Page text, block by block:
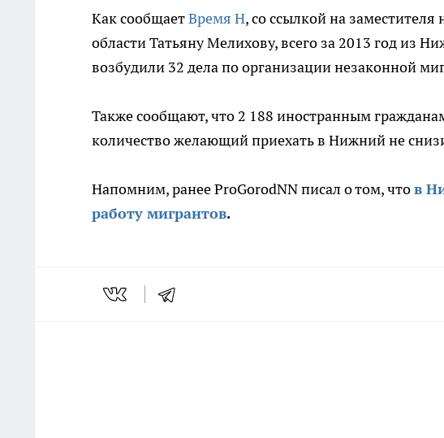
Как сообщаетВремя Н, со ссылкой на
области Татьяну Мелихову, всего за 2013 год из
возбудили 32 дела по организации незаконной
Также сообщают, что 2 188 иностранным
количество желающий приехать в Нижний не
Напомним, ранее ProGorodNN писал о том, чтов
работу мигрантов.